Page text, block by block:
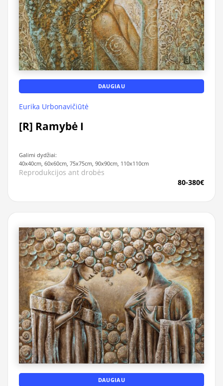
DAUGIAU
Eurika Urbonavičiūtė
[R] Ramybė I
Galimi dydžiai:
40x40cm, 60x60cm, 75x75cm, 90x90cm, 110x110cm
Reprodukcijos ant drobės
80-380€
DAUGIAU